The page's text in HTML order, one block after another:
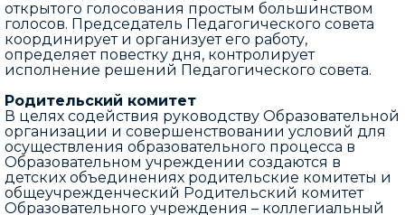
открытого голосования простым большинством
голосов. Председатель Педагогического совета
координирует и организует его работу,
определяет повестку дня, контролирует
исполнение решений Педагогического совета.
Родительский комитет
В целях содействия руководству Образовательной
организации и совершенствовании условий для
осуществления образовательного процесса в
Образовательном учреждении создаются в
детских объединениях родительские комитеты и
общеучрежденческий Родительский комитет
Образовательного учреждения – коллегиальный